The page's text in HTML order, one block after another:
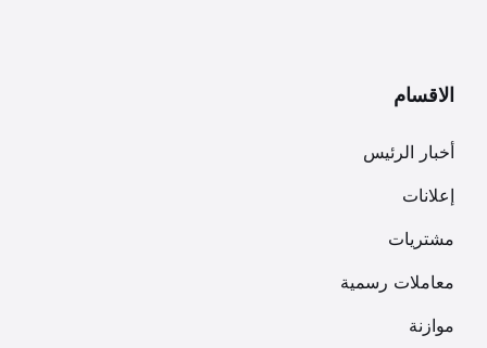
الاقسام
أخبار الرئيس
إعلانات
مشتريات
معاملات رسمية
موازنة